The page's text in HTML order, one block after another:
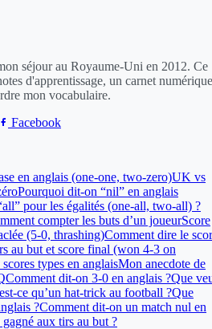
séjour au Royaume-Uni en 2012. Ce
d'apprentissage, un carnet numérique
mon vocabulaire.
Facebook
en anglais (one-one, two-zero)UK vs
Pourquoi dit-on “nil” en anglais
pour les égalités (one-all, two-all) ?
compter les buts d’un joueurScore
(5-0, thrashing)Comment dire le
au but et score final (won 4-3 on
types en anglaisMon anecdote de
Comment dit-on 3-0 en anglais ?Que
ce qu’un hat-trick au football ?Que
?Comment dit-on un match nul en
aux tirs au but ?